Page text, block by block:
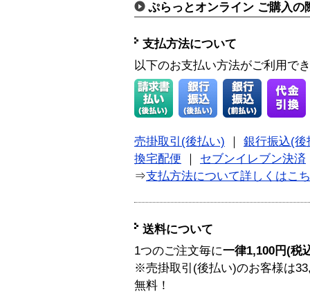
ぷらっとオンライン ご購入の
支払方法について
以下のお支払い方法がご利用で
売掛取引(後払い)
銀行振込(後
換宅配便
セブンイレブン決済
⇒支払方法について詳しくはこ
送料について
1つのご注文毎に一律1,100円(税
※売掛取引(後払い)のお客様は
無料！